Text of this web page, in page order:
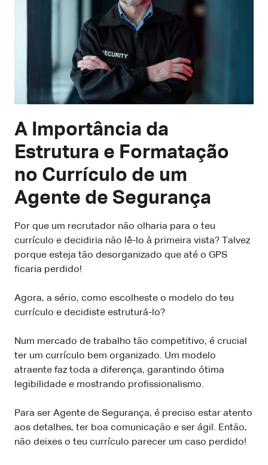
A Importância da
Estrutura e Formatação
no Currículo de um
Agente de Segurança
Por que um recrutador não olharia para o teu
currículo e decidiria não lê-lo à primeira vista? Talvez
porque esteja tão desorganizado que até o GPS
ficaria perdido!
Agora, a sério, como escolheste o modelo do teu
currículo e decidiste estruturá-lo?
Num mercado de trabalho tão competitivo, é crucial
ter um currículo bem organizado. Um modelo
atraente faz toda a diferença, garantindo ótima
legibilidade e mostrando profissionalismo.
Para ser Agente de Segurança, é preciso estar atento
aos detalhes, ter boa comunicação e ser ágil. Então,
não deixes o teu currículo parecer um caso perdido!